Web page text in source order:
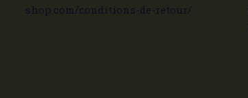
shop.com/conditions-de-retour/